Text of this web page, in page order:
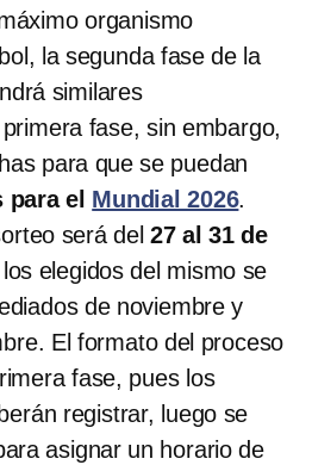
organismo
la segunda fase de la
similares
fase, sin embargo,
para que se puedan
para el Mundial 2026.
será del 27 al 31 de
elegidos del mismo se
de noviembre y
El formato del proceso
fase, pues los
registrar, luego se
asignar un horario de